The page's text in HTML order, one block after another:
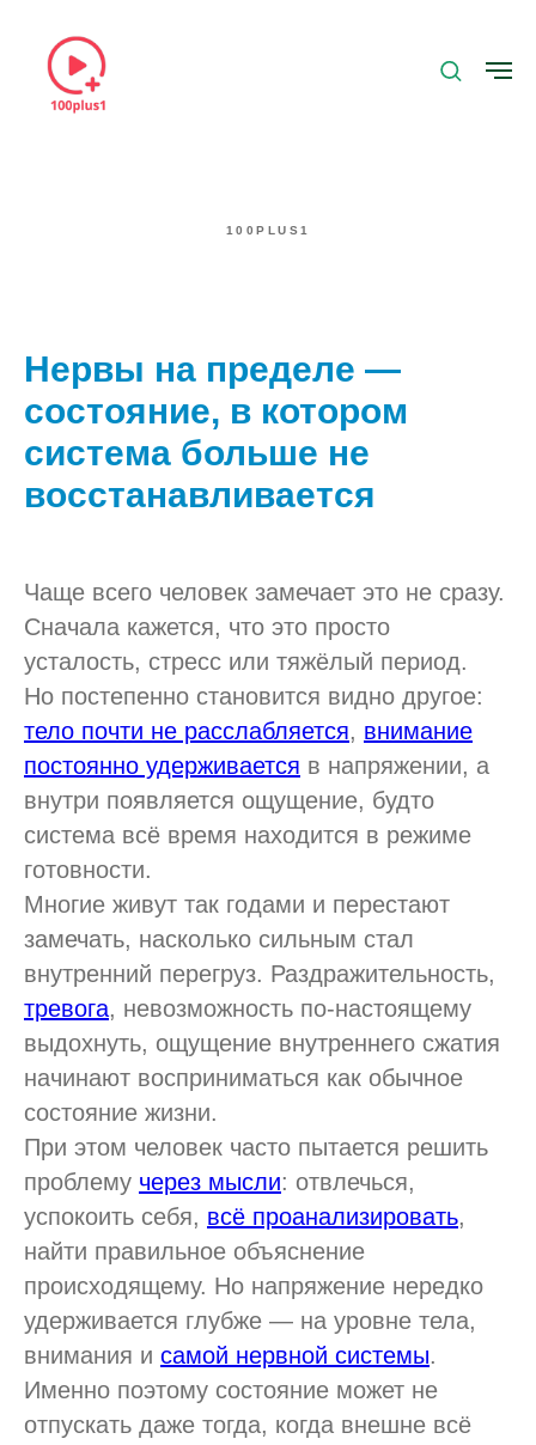
100PLUS1
Нервы на пределе —
состояние, в котором
система больше не
восстанавливается
Чаще всего человек замечает это не сразу.
Сначала кажется, что это просто
усталость, стресс или тяжёлый период.
Но постепенно становится видно другое:
тело почти не расслабляется, внимание
постоянно удерживается в напряжении, а
внутри появляется ощущение, будто
система всё время находится в режиме
готовности.
Многие живут так годами и перестают
замечать, насколько сильным стал
внутренний перегруз. Раздражительность,
тревога, невозможность по-настоящему
выдохнуть, ощущение внутреннего сжатия
начинают восприниматься как обычное
состояние жизни.
При этом человек часто пытается решить
проблему через мысли: отвлечься,
успокоить себя, всё проанализировать,
найти правильное объяснение
происходящему. Но напряжение нередко
удерживается глубже — на уровне тела,
внимания и самой нервной системы.
Именно поэтому состояние может не
отпускать даже тогда, когда внешне всё